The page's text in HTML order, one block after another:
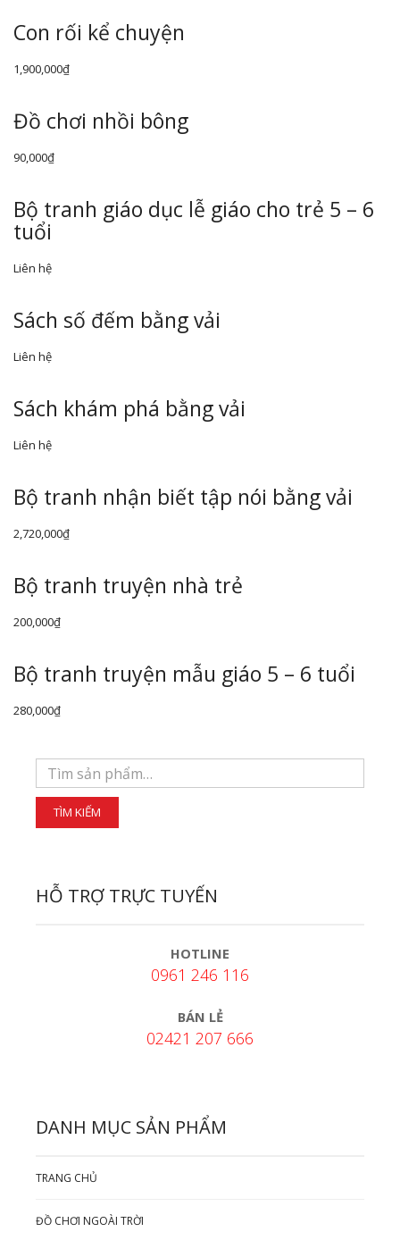
Con rối kể chuyện
1,900,000₫
Đồ chơi nhồi bông
90,000₫
Bộ tranh giáo dục lễ giáo cho trẻ 5 – 6
tuổi
Liên hệ
Sách số đếm bằng vải
Liên hệ
Sách khám phá bằng vải
Liên hệ
Bộ tranh nhận biết tập nói bằng vải
2,720,000₫
Bộ tranh truyện nhà trẻ
200,000₫
Bộ tranh truyện mẫu giáo 5 – 6 tuổi
280,000₫
HỖ TRỢ TRỰC TUYẾN
HOTLINE
0961 246 116
BÁN LẺ
02421 207 666
DANH MỤC SẢN PHẨM
TRANG CHỦ
ĐỒ CHƠI NGOÀI TRỜI